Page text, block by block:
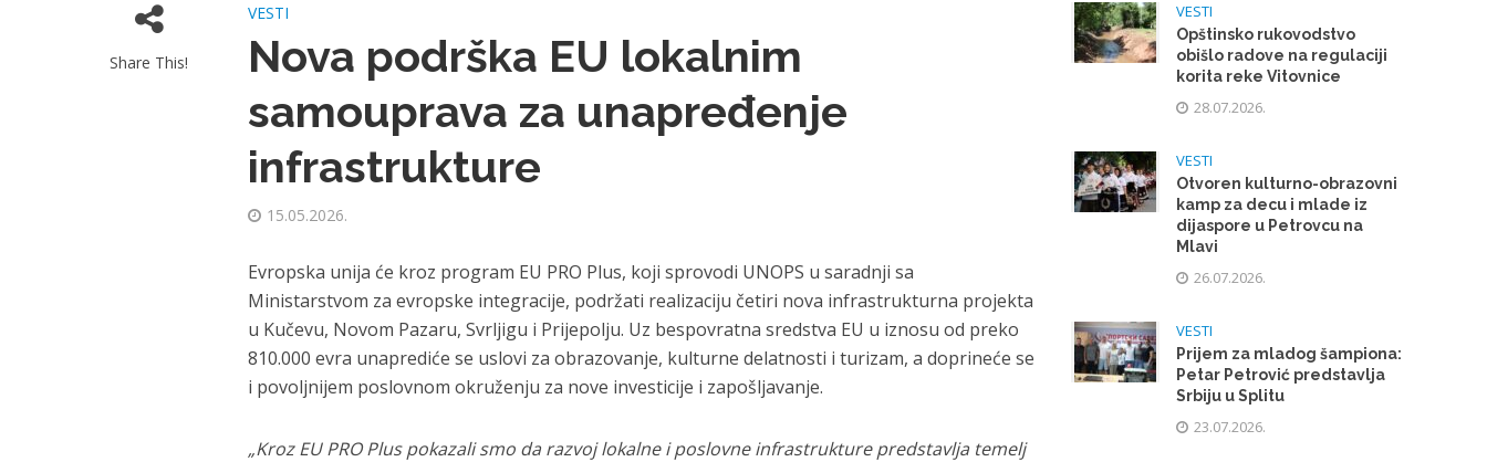
Share This!
VESTI
Nova podrška EU lokalnim
samouprava za unapređenje
infrastrukture
15.05.2026.
Evropska unija će kroz program EU PRO Plus, koji sprovodi UNOPS u saradnji sa
Ministarstvom za evropske integracije, podržati realizaciju četiri nova infrastrukturna projekta
u Kučevu, Novom Pazaru, Svrljigu i Prijepolju. Uz bespovratna sredstva EU u iznosu od preko
810.000 evra unaprediće se uslovi za obrazovanje, kulturne delatnosti i turizam, a doprineće se
i povoljnijem poslovnom okruženju za nove investicije i zapošljavanje.
„Kroz EU PRO Plus pokazali smo da razvoj lokalne i poslovne infrastrukture predstavlja temelj
VESTI
Opštinsko rukovodstvo
obišlo radove na regulaciji
korita reke Vitovnice
28.07.2026.
VESTI
Otvoren kulturno-obrazovni
kamp za decu i mlade iz
dijaspore u Petrovcu na
Mlavi
26.07.2026.
VESTI
Prijem za mladog šampiona:
Petar Petrović predstavlja
Srbiju u Splitu
23.07.2026.